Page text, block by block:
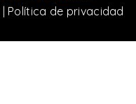
Política de privacidad